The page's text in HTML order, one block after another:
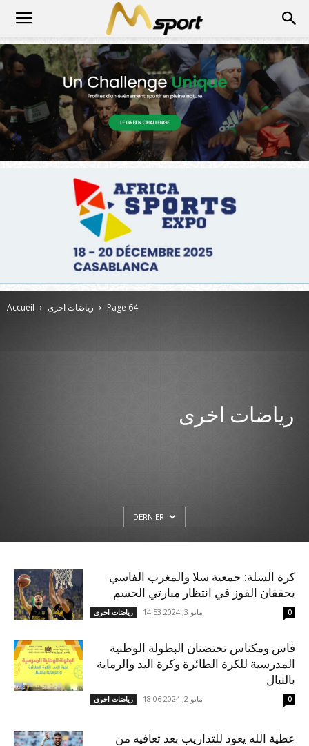
Accueil رياضات اخرى Page 64
رياضات اخرى
DERNIER
كرة السلة: جمعية سلا والمغرب الفاسي
يحققان الفوز في انتظار مبارتي الحسم
رياضات اخرى مايو 3, 2024 14:53 0
فاس ومكناس تحتضنان البطولة الوطنية
المدرسية للكرة الطائرة وكرة اليد والرماية
بالنبال
رياضات اخرى مايو 2, 2024 18:06 0
عطية الله يعود للتداريب بعد تعافيه من